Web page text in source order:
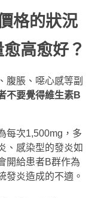
格的狀況
高愈好？
腹脹、噁心感等副
不要覺得維生素B
每次1,500mg，多
、感染型的發炎如
開給患者B群作為
發炎造成的不適。